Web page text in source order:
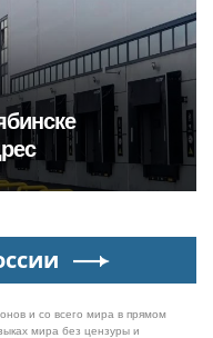
и со всего мира в прямом
мира без цензуры и